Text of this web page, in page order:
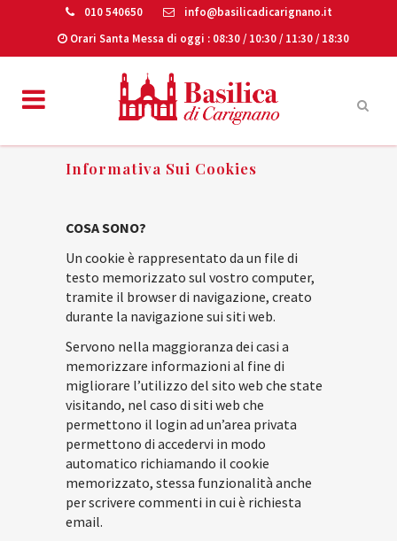
010 540650
info@basilicadicarignano.it
Orari Santa Messa di oggi : 08:30 / 10:30 / 11:30 / 18:30
Informativa Sui Cookies
COSA SONO?
Un cookie è rappresentato da un file di
testo memorizzato sul vostro computer,
tramite il browser di navigazione, creato
durante la navigazione sui siti web.
Servono nella maggioranza dei casi a
memorizzare informazioni al fine di
migliorare l’utilizzo del sito web che state
visitando, nel caso di siti web che
permettono il login ad un’area privata
permettono di accedervi in modo
automatico richiamando il cookie
memorizzato, stessa funzionalità anche
per scrivere commenti in cui è richiesta
email.